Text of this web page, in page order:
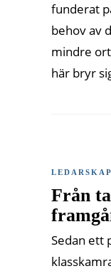
funderat
behov av
mindre
här bryr
LEDARSKAP
Från
Sedan ett